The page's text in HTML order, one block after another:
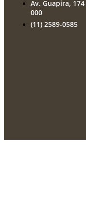
Av. Guapira,
000
(11) 2589-0585